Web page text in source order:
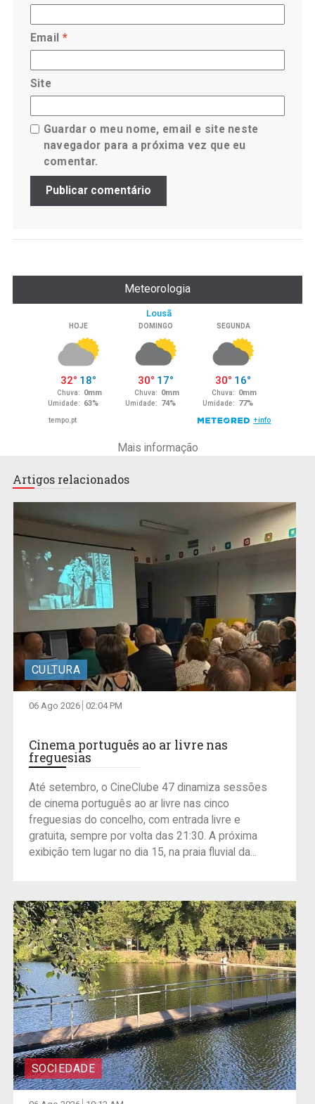
Email *
Site
Guardar o meu nome, email e site neste
navegador para a próxima vez que eu
comentar.
Meteorologia
Mais informação
Artigos relacionados
CULTURA
06 Ago 2026 02:04 PM
Cinema português ao ar livre nas
freguesias
Até setembro, o CineClube 47 dinamiza sessões
de cinema português ao ar livre nas cinco
freguesias do concelho, com entrada livre e
gratuita, sempre por volta das 21:30. A próxima
exibição tem lugar no dia 15, na praia fluvial da...
SOCIEDADE